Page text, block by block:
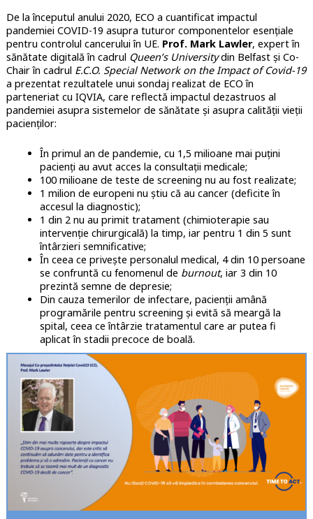
De la începutul anului 2020, ECO a cuantificat impactul
pandemiei COVID-19 asupra tuturor componentelor esențiale
pentru controlul cancerului în UE. Prof. Mark Lawler, expert în
sănătate digitală în cadrul Queen’s Universitydin Belfast și Co-
Chair în cadrul E.C.O. Special Network on the Impact of Covid-19
a prezentat rezultatele unui sondaj realizat de ECO în
parteneriat cu IQVIA, care reflectă impactul dezastruos al
pandemiei asupra sistemelor de sănătate și asupra calității vieții
pacienților:
În primul an de pandemie, cu 1,5 milioane mai puțini
pacienți au avut acces la consultații medicale;
100 milioane de teste de screening nu au fost realizate;
1 milion de europeni nu știu că au cancer (deficite în
accesul la diagnostic);
1 din 2 nu au primit tratament (chimioterapie sau
intervenție chirurgicală) la timp, iar pentru 1 din 5 sunt
întârzieri semnificative;
În ceea ce privește personalul medical, 4 din 10 persoane
se confruntă cu fenomenul de burnout, iar 3 din 10
prezintă semne de depresie;
Din cauza temerilor de infectare, pacienții amână
programările pentru screening și evită să meargă la
spital, ceea ce întârzie tratamentul care ar putea fi
aplicat în stadii precoce de boală.